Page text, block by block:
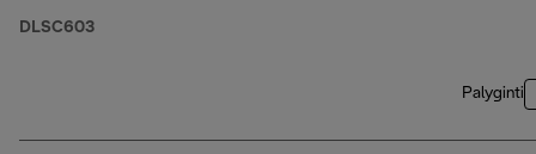
DLSC603
Palyginti